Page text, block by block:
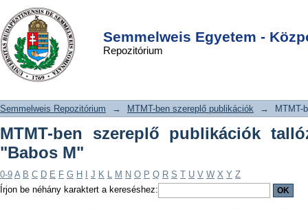
Semmelweis Egyetem -
Repozitórium
MTMT-ben szereplő publikációk
tallózása szerző szerint "Babos M"
DSpace/Manakin Repository
Semmelweis Repozitórium → MTMT-ben szereplő publikációk → MTMT-
MTMT-ben szereplő publikációk
"Babos M"
0-9 A B C D E F G H J K L M N O P Q R S T U V W X Y Z
Írjon be néhány karaktert a kereséshez: